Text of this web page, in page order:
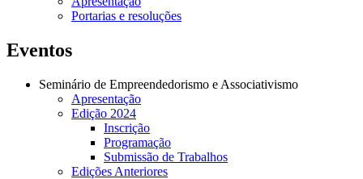
Portarias e resoluções
Eventos
Seminário de Empreendedorismo e Associativismo
Apresentação
Edição 2024
Inscrição
Programação
Submissão de Trabalhos
Edições Anteriores